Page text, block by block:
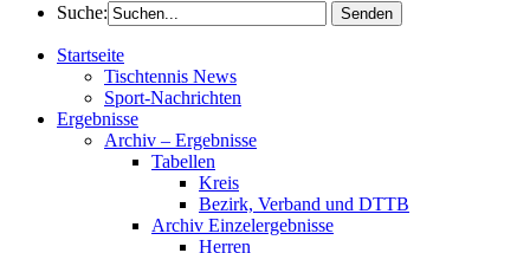
Suche:
Startseite
Tischtennis News
Sport-Nachrichten
Ergebnisse
Archiv – Ergebnisse
Tabellen
Kreis
Bezirk, Verband und DTTB
Archiv Einzelergebnisse
Herren